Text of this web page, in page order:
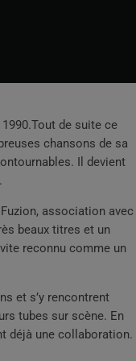
de suite ce
chansons de sa
Il devient
association avec
beaux titres et un
reconnu comme un
et s’y rencontrent
tubes sur scène. En
déjà une collaboration.